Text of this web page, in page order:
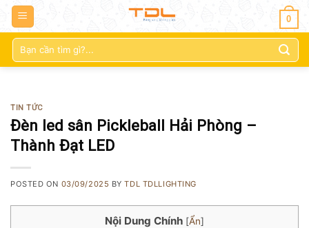
0
Tìm
kiếm:
TIN TỨC
Đèn led sân Pickleball Hải Phòng –
Thành Đạt LED
POSTED ON 03/09/2025 BYTDL TDLLIGHTING
Nội Dung Chính [Ẩn]